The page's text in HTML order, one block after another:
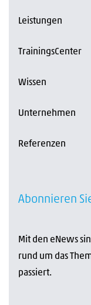
Leistungen
TrainingsCenter
Wissen
Unternehmen
Referenzen
Abonnieren
Mit den eNews
rund um das
passiert.